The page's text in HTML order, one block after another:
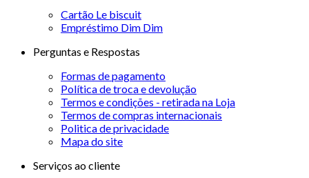
Cartão Le biscuit
Empréstimo Dim Dim
Perguntas e Respostas
Formas de pagamento
Política de troca e devolução
Termos e condições - retirada na Loja
Termos de compras internacionais
Politica de privacidade
Mapa do site
Serviços ao cliente